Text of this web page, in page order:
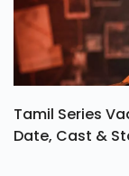
Tamil Series
Date, Cast &